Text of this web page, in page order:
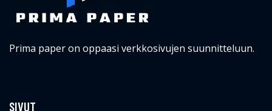
Prima paper on oppaasi verkkosivujen suunnitteluun.
SIVUT